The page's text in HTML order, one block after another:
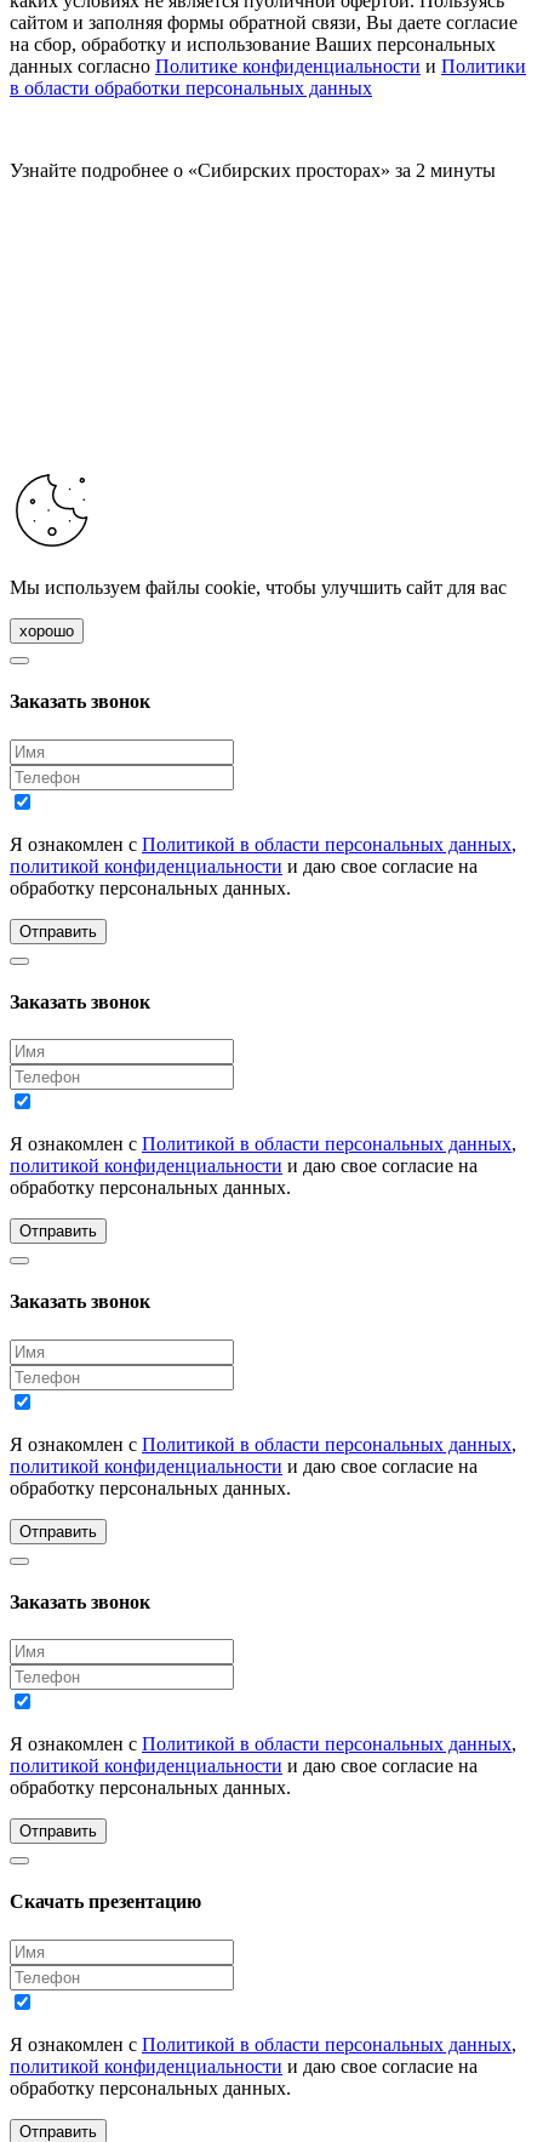
сайтом и заполняя формы обратной связи, Вы даете согласие
на сбор, обработку и использование Ваших персональных
данных согласно Политике конфиденциальности и Политики
в области обработки персональных данных
Узнайте подробнее о «Сибирских просторах» за 2 минуты
Мы используем файлы cookie, чтобы улучшить сайт для вас
хорошо
Заказать звонок
Я ознакомлен с Политикой в области персональных данных,
политикой конфиденциальности и даю свое согласие на
обработку персональных данных.
Отправить
Заказать звонок
Я ознакомлен с Политикой в области персональных данных,
политикой конфиденциальности и даю свое согласие на
обработку персональных данных.
Отправить
Заказать звонок
Я ознакомлен с Политикой в области персональных данных,
политикой конфиденциальности и даю свое согласие на
обработку персональных данных.
Отправить
Заказать звонок
Я ознакомлен с Политикой в области персональных данных,
политикой конфиденциальности и даю свое согласие на
обработку персональных данных.
Отправить
Скачать презентацию
Я ознакомлен с Политикой в области персональных данных,
политикой конфиденциальности и даю свое согласие на
обработку персональных данных.
Отправить